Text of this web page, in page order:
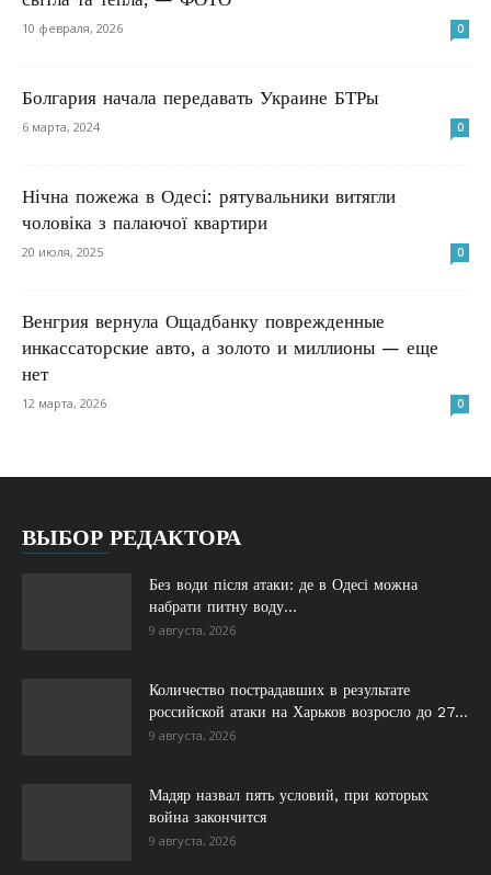
10 февраля, 2026 0
Болгария начала передавать Украине БТРы
6 марта, 2024 0
Нічна пожежа в Одесі: рятувальники витягли
чоловіка з палаючої квартири
20 июля, 2025 0
Венгрия вернула Ощадбанку поврежденные
инкассаторские авто, а золото и миллионы — еще
нет
12 марта, 2026 0
ВЫБОР РЕДАКТОРА
Без води після атаки: де в Одесі можна
набрати питну воду...
9 августа, 2026
Количество пострадавших в результате
российской атаки на Харьков возросло до 27...
9 августа, 2026
Мадяр назвал пять условий, при которых
война закончится
9 августа, 2026